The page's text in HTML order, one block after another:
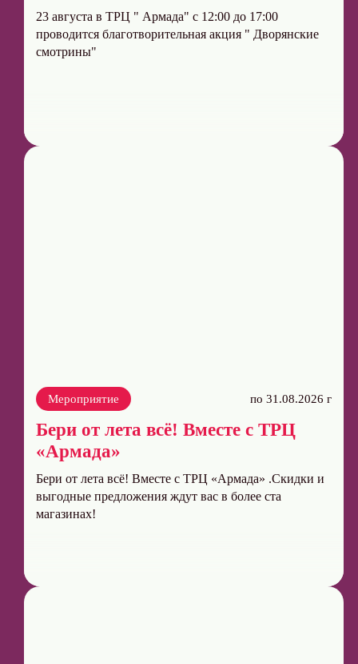
23 августа в ТРЦ " Армада" c 12:00 до 17:00
проводится благотворительная акция " Дворянские
смотрины"
Мероприятие по 31.08.2026 г
Бери от лета всё! Вместе с ТРЦ
«Армада»
Бери от лета всё! Вместе с ТРЦ «Армада» .Скидки и
выгодные предложения ждут вас в более ста
магазинах!